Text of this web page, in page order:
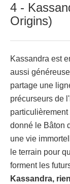
4 -
Origins)
Kassandra est
aussi
partage une
précurseurs de
donné le Bâton
une vie
le terrain pour
forment les
Kassandra,